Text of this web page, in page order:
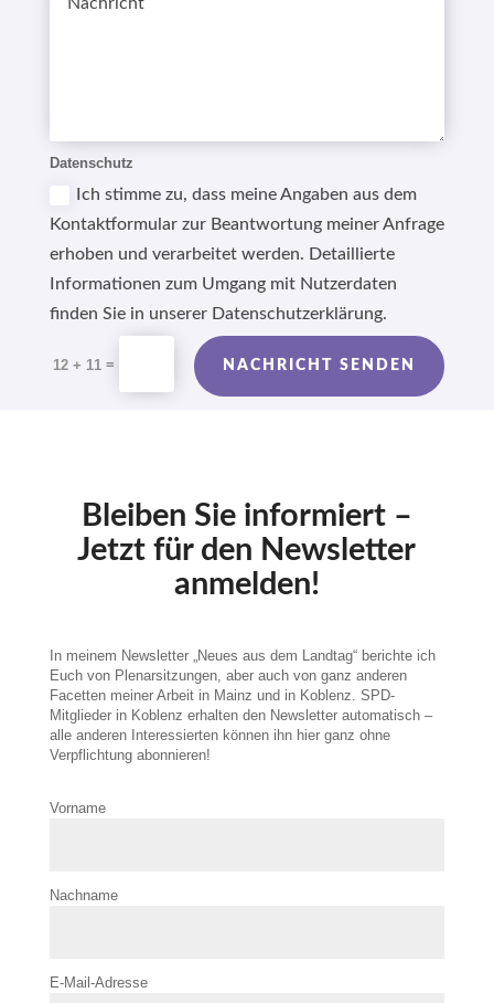
Datenschutz
Ich stimme zu, dass meine Angaben aus dem
Kontaktformular zur Beantwortung meiner Anfrage
erhoben und verarbeitet werden. Detaillierte
Informationen zum Umgang mit Nutzerdaten
finden Sie in unserer Datenschutzerklärung.
12 + 11 = NACHRICHT SENDEN
Bleiben Sie informiert –
Jetzt für den Newsletter
anmelden!
In meinem Newsletter „Neues aus dem Landtag“ berichte ich
Euch von Plenarsitzungen, aber auch von ganz anderen
Facetten meiner Arbeit in Mainz und in Koblenz. SPD-
Mitglieder in Koblenz erhalten den Newsletter automatisch –
alle anderen Interessierten können ihn hier ganz ohne
Verpflichtung abonnieren!
Vorname
Nachname
E-Mail-Adresse